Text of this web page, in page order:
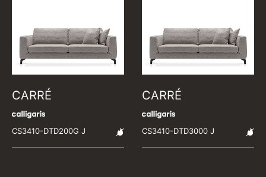
CARRÉ
CS3410-DTD200G J
CARRÉ
CS3410-DTD3000 J